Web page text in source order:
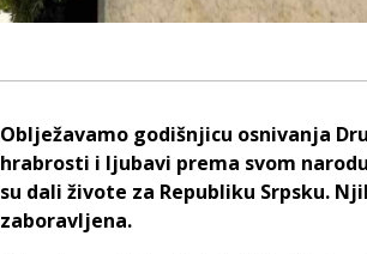
Oblježavamo godišnjicu osnivanja
hrabrosti i ljubavi prema svom
su dali živote za Republiku Srpsku.
zaboravljena.